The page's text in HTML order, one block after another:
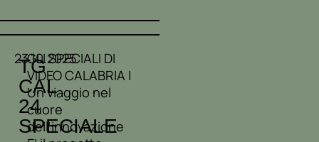
23.10.2025
TG
CAL
24
SPECIALE
GLI SPECIALI DI
VIDEO CALABRIA |
Un viaggio nel
cuore
dell’innovazione